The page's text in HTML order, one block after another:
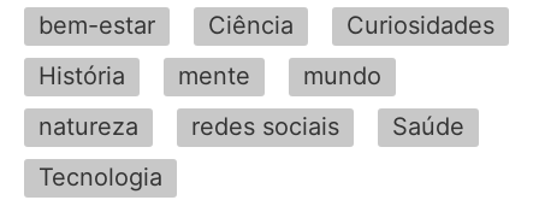
bem-estar Ciência
Curiosidades
História
mente
mundo
natureza
redes sociais
Saúde
Tecnologia